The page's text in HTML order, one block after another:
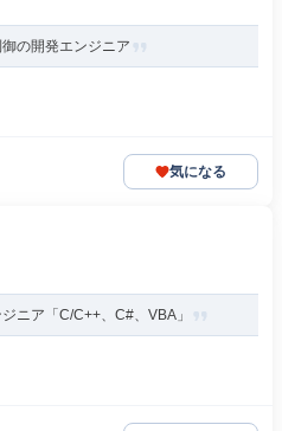
の開発エンジニア
気になる
ニア「C/C++、C#、VBA」